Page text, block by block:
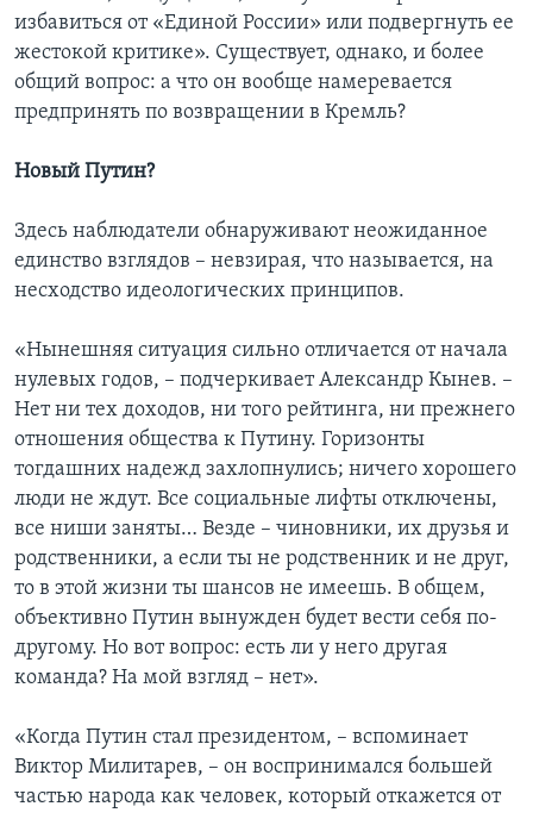
избавиться от «Единой России» или подвергнуть ее
жестокой критике». Существует, однако, и более
общий вопрос: а что он вообще намеревается
предпринять по возвращении в Кремль?
Новый Путин?
Здесь наблюдатели обнаруживают неожиданное
единство взглядов – невзирая, что называется, на
несходство идеологических принципов.
«Нынешняя ситуация сильно отличается от начала
нулевых годов, – подчеркивает Александр Кынев. –
Нет ни тех доходов, ни того рейтинга, ни прежнего
отношения общества к Путину. Горизонты
тогдашних надежд захлопнулись; ничего хорошего
люди не ждут. Все социальные лифты отключены,
все ниши заняты… Везде – чиновники, их друзья и
родственники, а если ты не родственник и не друг,
то в этой жизни ты шансов не имеешь. В общем,
объективно Путин вынужден будет вести себя по-
другому. Но вот вопрос: есть ли у него другая
команда? На мой взгляд – нет».
«Когда Путин стал президентом, – вспоминает
Виктор Милитарев, – он воспринимался большей
частью народа как человек, который откажется от